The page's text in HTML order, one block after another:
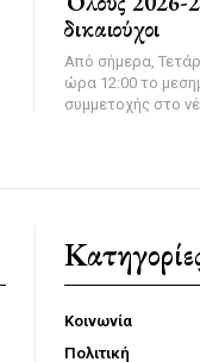
δικαιούχοι
Από σήμερα,
ώρα 12:00 το
συμμετοχής στο
Κοινωνία
Πολιτική